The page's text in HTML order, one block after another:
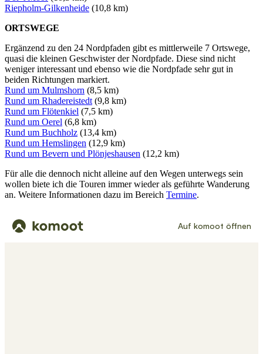
Riepholm-Gilkenheide (10,8 km)
ORTSWEGE
Ergänzend zu den 24 Nordpfaden gibt es mittlerweile 7 Ortswege,
quasi die kleinen Geschwister der Nordpfade. Diese sind nicht
weniger interessant und ebenso wie die Nordpfade sehr gut in
beiden Richtungen markiert.
Rund um Mulmshorn (8,5 km)
Rund um Rhadereistedt(9,8 km)
Rund um Flötenkiel (7,5 km)
Rund um Oerel (6,8 km)
Rund um Buchholz (13,4 km)
Rund um Hemslingen (12,9 km)
Rund um Bevern und Plönjeshausen (12,2 km)
Für alle die dennoch nicht alleine auf den Wegen unterwegs sein
wollen biete ich die Touren immer wieder als geführte Wanderung
an. Weitere Informationen dazu im Bereich Termine.